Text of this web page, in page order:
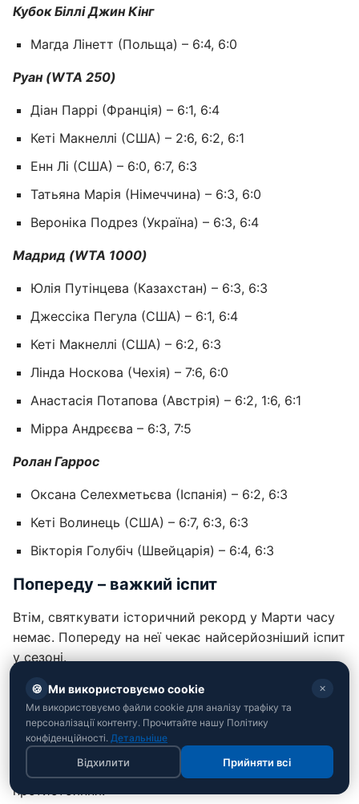
Кубок Біллі Джин Кінг
Магда Лінетт (Польща) – 6:4, 6:0
Руан (WTA 250)
Діан Паррі (Франція) – 6:1, 6:4
Кеті Макнеллі (США) – 2:6, 6:2, 6:1
Енн Лі (США) – 6:0, 6:7, 6:3
Татьяна Марія (Німеччина) – 6:3, 6:0
Вероніка Подрез (Україна) – 6:3, 6:4
Мадрид (WTA 1000)
Юлія Путінцева (Казахстан) – 6:3, 6:3
Джессіка Пегула (США) – 6:1, 6:4
Кеті Макнеллі (США) – 6:2, 6:3
Лінда Носкова (Чехія) – 7:6, 6:0
Анастасія Потапова (Австрія) – 6:2, 1:6, 6:1
Мірра Андрєєва – 6:3, 7:5
Ролан Гаррос
Оксана Селехметьєва (Іспанія) – 6:2, 6:3
Кеті Волинець (США) – 6:7, 6:3, 6:3
Вікторія Голубіч (Швейцарія) – 6:4, 6:3
Попереду – важкий іспит
Втім, святкувати історичний рекорд у Марти часу
немає. Попереду на неї чекає найсерйозніший іспит
у сезоні.
Уже в неділю, 31 травня, у матчі за вихід до
чвертьфіналу Ролан Гаррос, Костюк зійдеться на
корті з полькою Ігою Свьонтек. Чинна третя
ракетка світу є справжнім титаном ґрунтових
кортів. Тож на вболівальників чекає вогняне
протистояння.
🍪 Ми використовуємо cookie ✕
Ми використовуємо файли cookie для аналізу трафіку та
персоналізації контенту. Прочитайте нашу Політику
конфіденційності. Детальніше
Відхилити Прийняти всі